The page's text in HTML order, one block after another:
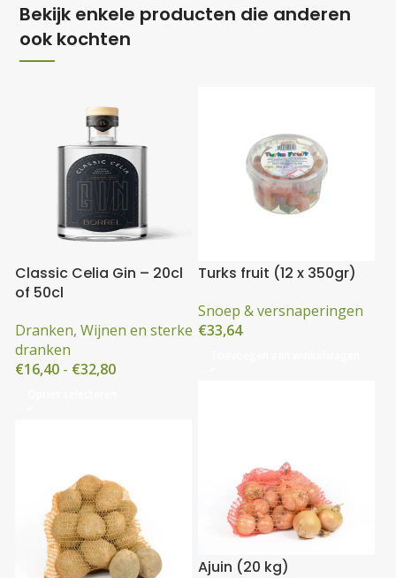
Bekijk enkele producten die anderen
ook kochten
Classic Celia Gin – 20cl
of 50cl
Dranken, Wijnen en sterke
dranken
€16,40 - €32,80
Turks fruit (12 x 350gr)
Snoep & versnaperingen
€33,64
Ajuin (20 kg)